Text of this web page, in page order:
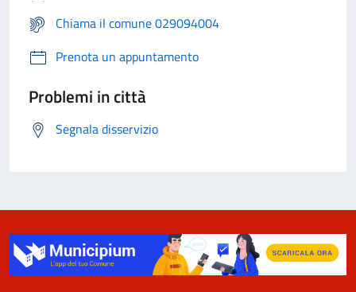
Chiama il comune 029094004
Prenota un appuntamento
Problemi in città
Segnala disservizio